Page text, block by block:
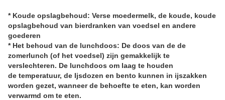
* Koude opslagbehoud: Verse moedermelk, de koude, koude
opslagbehoud van bierdranken van voedsel en andere
goederen
* Het behoud van de lunchdoos: De doos van de de
zomerlunch (of het voedsel) zijn gemakkelijk te
verslechteren. De lunchdoos om laag te houden
de temperatuur, de Ijsdozen en bento kunnen in ijszakken
worden gezet, wanneer de behoefte te eten, kan worden
verwarmd om te eten.